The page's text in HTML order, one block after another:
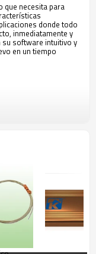
que necesita para
donde todo
inmediatamente y
su software intuitivo y
en un tiempo
Consulte la tabla
temperatura a